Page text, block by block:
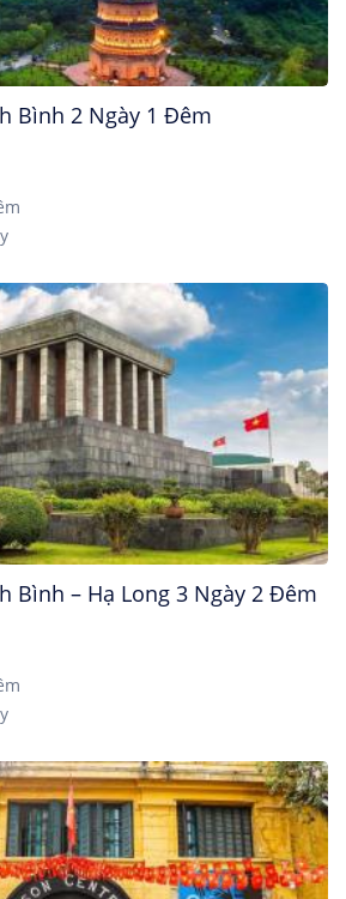
Bình 2 Ngày 1 Đêm
Bình – Hạ Long 3 Ngày 2 Đêm